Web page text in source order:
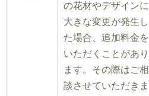
の花材やデザインに
大きな変更が発生し
た場合、追加料金を
いただくことがあり
ます。その際はご相
談させていただきま